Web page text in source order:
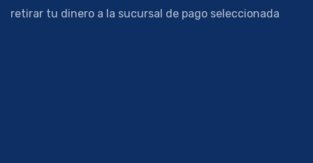
retirar tu dinero a la sucursal de pago seleccionada